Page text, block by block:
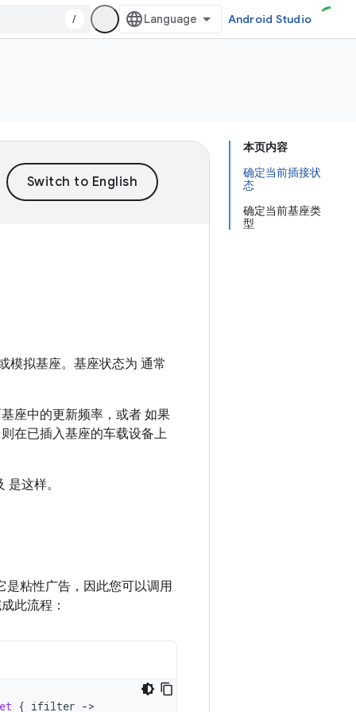
/ Android Studio
本页内容
确定当前插接状
态
确定当前基座类
型
模拟基座。基座状态为 通常
座中的更新频率，或者 如果
在已插入基座的车载设备上
这样。
是粘性广告，因此您可以调用
此流程：
{ ifilter -